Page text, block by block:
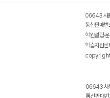
06643 서
통신판매
학원설립·
학습지원
06643 서
통신판매